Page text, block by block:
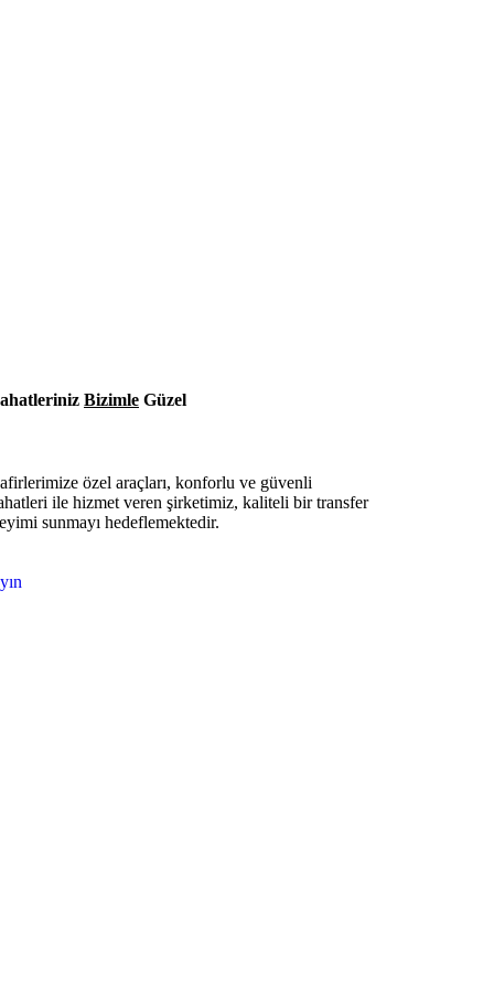
BizimleGüzel
özel araçları, konforlu ve güvenli
ile hizmet veren şirketimiz, kaliteli bir transfer
sunmayı hedeflemektedir.